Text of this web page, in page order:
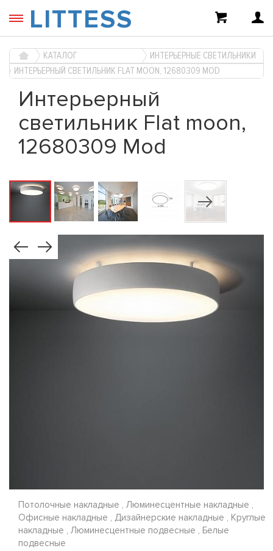
LITTESS
КАТАЛОГ
ИНТЕРЬЕРНЫЕ СВЕТИЛЬНИКИ
ИНТЕРЬЕРНЫЙ СВЕТИЛЬНИК FLAT MOON, 12680309 MOD
Интерьерный
светильник Flat moon,
12680309 Mod
Потолочные накладные , Люминесцентные накладные ,
Офисные накладные , Дизайнерские накладные , Круглые
накладные , Люминесцентные подвесные , Белые
подвесные